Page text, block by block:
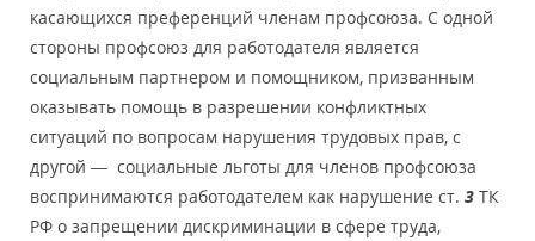
касающихся преференций членам профсоюза. С одной
стороны профсоюз для работодателя является
социальным партнером и помощником, призванным
оказывать помощь в разрешении конфликтных
ситуаций по вопросам нарушения трудовых прав, с
другой — социальные льготы для членов профсоюза
воспринимаются работодателем как нарушение ст. 3 ТК
РФ о запрещении дискриминации в сфере труда,